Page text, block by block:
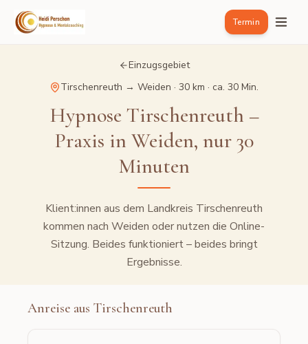
Termin
Einzugsgebiet
Tirschenreuth → Weiden · 30 km · ca. 30 Min.
Hypnose Tirschenreuth –
Praxis in Weiden, nur 30
Minuten
Klient:innen aus dem Landkreis Tirschenreuth
kommen nach Weiden oder nutzen die Online-
Sitzung. Beides funktioniert – beides bringt
Ergebnisse.
Anreise aus Tirschenreuth